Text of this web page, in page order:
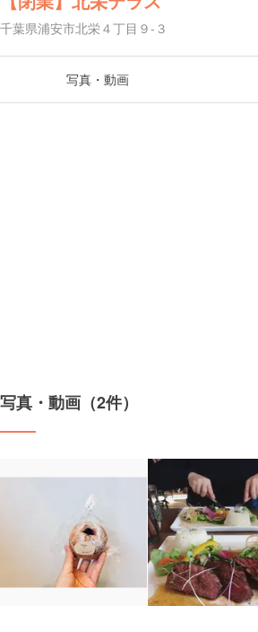
千葉県浦安市北栄４丁目９-３
写真・動画
写真・動画（2件）